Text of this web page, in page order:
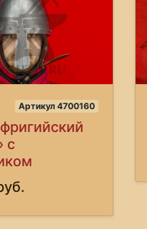
Артикул 4700160
с